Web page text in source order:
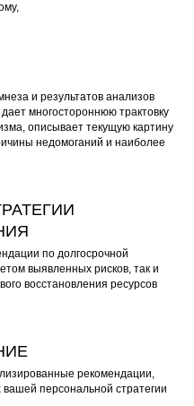
и результатов анализов
дает многостороннюю трактовку
описывает текущую картину
недомоганий и наиболее
по долгосрочной
выявленных рисков, так и
восстановления ресурсов
рекомендации,
персональной стратегии